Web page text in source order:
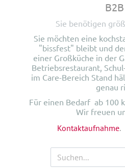
B2B
Sie benötigen
Sie möchten eine
"bissfest" bleibt und
einer Großküche in der
Betriebsrestaurant,
im Care-Bereich Stand
genau
Für einen Bedarf ab 100
Wir freuen
Kontaktaufnahme.